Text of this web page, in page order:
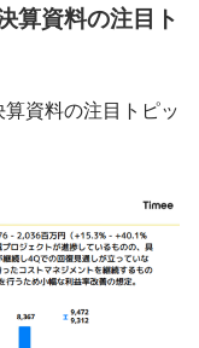
算資料の注目ト
資料の注目トピッ